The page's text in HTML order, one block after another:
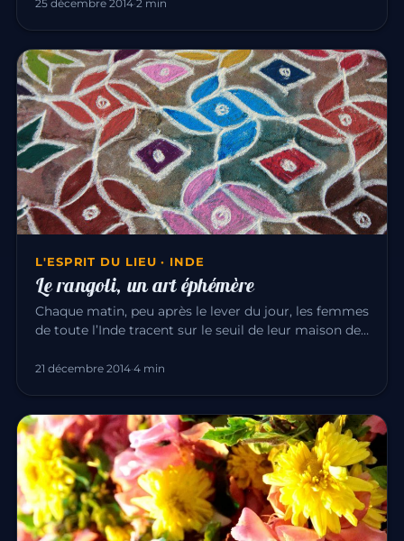
25 décembre 2014·2 min
L'ESPRIT DU LIEU · INDE
Le rangoli, un art éphémère
Chaque matin, peu après le lever du jour, les femmes
de toute l’Inde tracent sur le seuil de leur maison des
21 décembre 2014·4 min